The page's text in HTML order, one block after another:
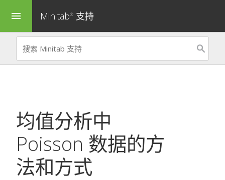
menu Minitab® 支持
均值分析中
Poisson 数据的方
法和方式